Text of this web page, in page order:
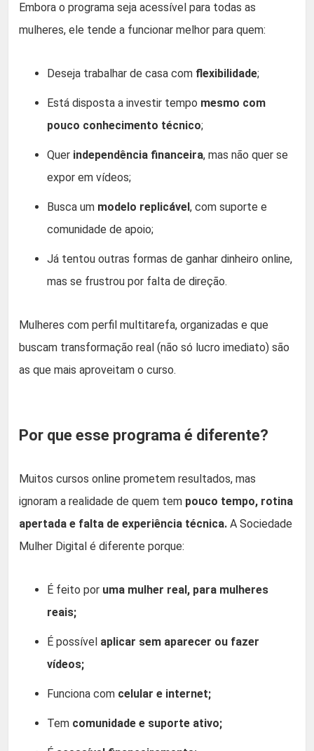
Embora o programa seja acessível para todas as
mulheres, ele tende a funcionar melhor para quem:
Deseja trabalhar de casa com flexibilidade;
Está disposta a investir tempo mesmo com
pouco conhecimento técnico;
Quer independência financeira, mas não quer se
expor em vídeos;
Busca um modelo replicável, com suporte e
comunidade de apoio;
Já tentou outras formas de ganhar dinheiro online,
mas se frustrou por falta de direção.
Mulheres com perfil multitarefa, organizadas e que
buscam transformação real (não só lucro imediato) são
as que mais aproveitam o curso.
Por que esse programa é diferente?
Muitos cursos online prometem resultados, mas
ignoram a realidade de quem tem pouco tempo, rotina
apertada e falta de experiência técnica. A Sociedade
Mulher Digital é diferente porque:
É feito por uma mulher real, para mulheres
reais;
É possível aplicar sem aparecer ou fazer
vídeos;
Funciona com celular e internet;
Tem comunidade e suporte ativo;